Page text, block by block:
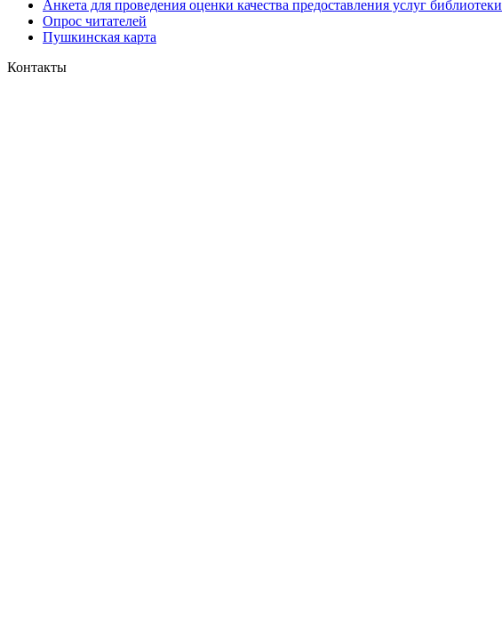
Анкета для проведения оценки качества предоставления услуг библиотеки
Опрос читателей
Пушкинская карта
Контакты